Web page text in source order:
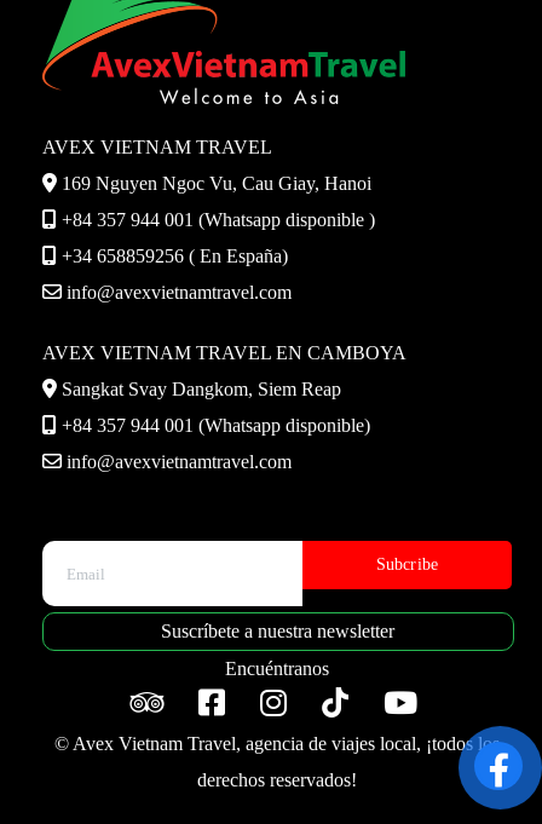
AVEX VIETNAM TRAVEL
169 Nguyen Ngoc Vu, Cau Giay, Hanoi
+84 357 944 001 (Whatsapp disponible )
+34 658859256 ( En España)
info@avexvietnamtravel.com
AVEX VIETNAM TRAVEL EN CAMBOYA
Sangkat Svay Dangkom, Siem Reap
+84 357 944 001 (Whatsapp disponible)
info@avexvietnamtravel.com
Suscríbete a nuestra newsletter
Encuéntranos
© Avex Vietnam Travel, agencia de viajes local, ¡todos los
derechos reservados!